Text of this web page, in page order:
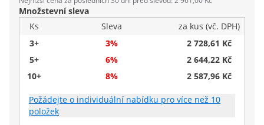
Množstevní sleva
Ks
Sleva
za kus (vč. DPH)
3+
3%
2 728,61 Kč
5+
6%
2 644,22 Kč
10+
8% 2 587,96 Kč
Požádejte o individuální nabídku pro více než 10
položek